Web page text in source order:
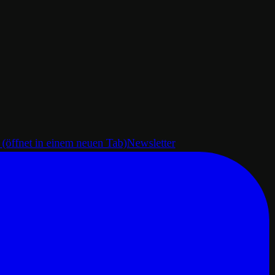
(öffnet in einem neuen Tab)Newsletter